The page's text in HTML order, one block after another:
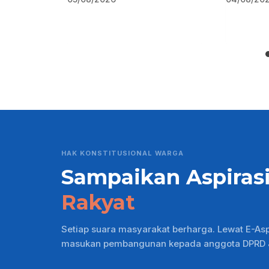
HAK KONSTITUSIONAL WARGA
Sampaikan
Rakyat
Setiap suara masyarakat berharga. Lewat E-
masukan pembangunan kepada anggota